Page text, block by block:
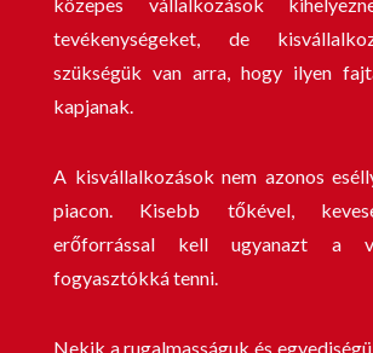
tevékenységeket, de
szükségük van arra, hogy ilyen
kapjanak.
A kisvállalkozások nem azonos
piacon. Kisebb tőkével,
erőforrással kell ugyanazt a
fogyasztókká tenni.
Nekik a rugalmasságuk és